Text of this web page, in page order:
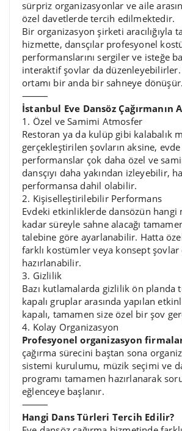
sürpriz organizasyonlar ve aile
özel davetlerde tercih edilmektedir.
Bir organizasyon şirketi aracılığıyla
hizmette, dansçılar profesyonel
performanslarını sergiler ve isteğe
interaktif şovlar da düzenleyebilirler.
ortamı bir anda bir sahneye dönüşür.
⸻
İstanbul Eve Dansöz Çağırmanın
1. Özel ve Samimi Atmosfer
Restoran ya da kulüp gibi kalabalık
gerçekleştirilen şovların aksine, evde
performanslar çok daha özel ve
dansçıyı daha yakından izleyebilir,
performansa dahil olabilir.
2. Kişiselleştirilebilir Performans
Evdeki etkinliklerde dansözün hangi
kadar süreyle sahne alacağı
talebine göre ayarlanabilir. Hatta
farklı kostümler veya konsept şovlar
hazırlanabilir.
3. Gizlilik
Bazı kutlamalarda gizlilik ön planda
kapalı gruplar arasında yapılan
kapalı, tamamen size özel bir şov
4. Kolay Organizasyon
Profesyonel organizasyon
çağırma sürecini baştan sona
sistemi kurulumu, müzik seçimi ve
programı tamamen hazırlanarak
eğlenceye başlanır.
⸻
Hangi Dans Türleri Tercih Edilir?